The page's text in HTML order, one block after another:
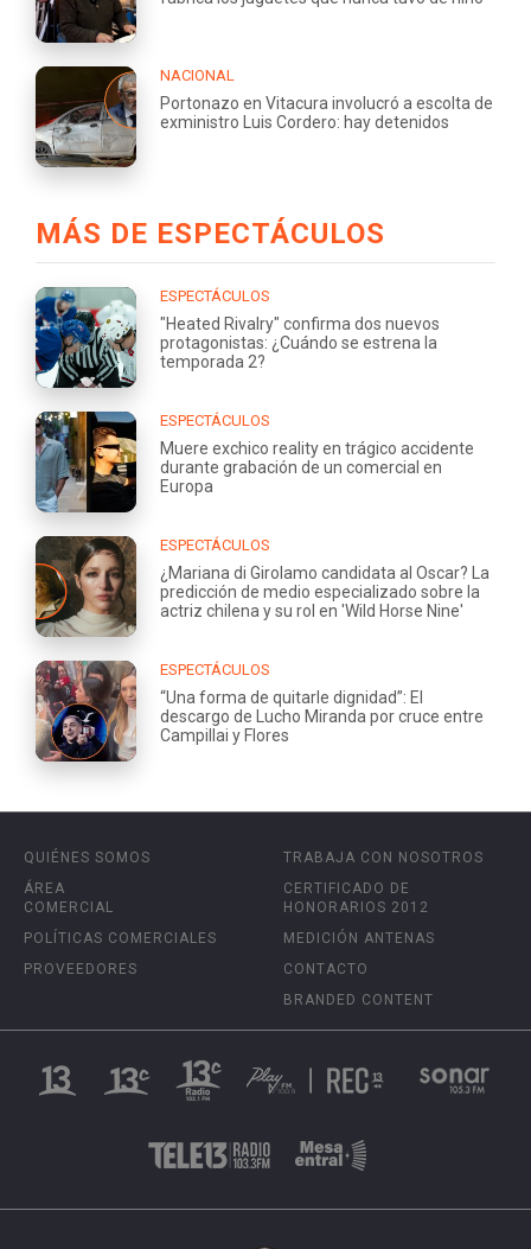
NACIONAL
Portonazo en Vitacura involucró a escolta de
exministro Luis Cordero: hay detenidos
MÁS DE ESPECTÁCULOS
ESPECTÁCULOS
"Heated Rivalry" confirma dos nuevos
protagonistas: ¿Cuándo se estrena la
temporada 2?
ESPECTÁCULOS
Muere exchico reality en trágico accidente
durante grabación de un comercial en
Europa
ESPECTÁCULOS
¿Mariana di Girolamo candidata al Oscar? La
predicción de medio especializado sobre la
actriz chilena y su rol en 'Wild Horse Nine'
ESPECTÁCULOS
“Una forma de quitarle dignidad”: El
descargo de Lucho Miranda por cruce entre
Campillai y Flores
QUIÉNES SOMOS
ÁREA
COMERCIAL
POLÍTICAS COMERCIALES
PROVEEDORES
TRABAJA CON NOSOTROS
CERTIFICADO DE
HONORARIOS 2012
MEDICIÓN ANTENAS
CONTACTO
BRANDED CONTENT